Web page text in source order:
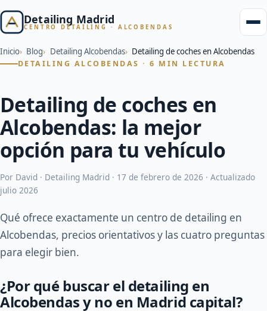
Detailing Madrid
CENTRO DETAILING · ALCOBENDAS
Inicio Blog Detailing Alcobendas Detailing de coches en Alcobendas
DETAILING ALCOBENDAS · 6 MIN LECTURA
Detailing de coches en
Alcobendas: la mejor
opción para tu vehículo
Por David · Detailing Madrid · 17 de febrero de 2026 · Actualizado
julio 2026
Qué ofrece exactamente un centro de detailing en
Alcobendas, precios orientativos y las cuatro preguntas
para elegir bien.
¿Por qué buscar el detailing en
Alcobendas y no en Madrid capital?